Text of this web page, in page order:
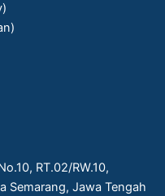
RT.02/RW.10,
Semarang, Jawa Tengah